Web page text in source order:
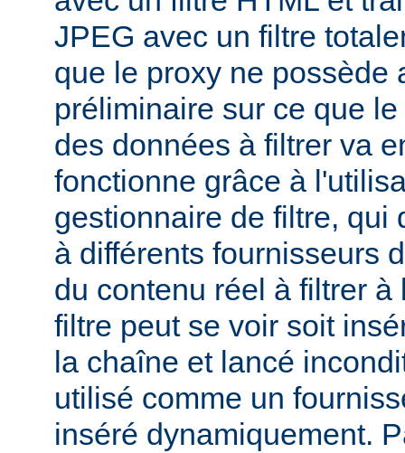
JPEG avec un filtre
que le proxy ne possède
préliminaire sur ce que
des données à filtrer va
fonctionne grâce à
gestionnaire de filtre, qui
à différents fournisseurs
du contenu réel à filtrer à
filtre peut se voir soit
la chaîne et lancé
utilisé comme un
inséré dynamiquement.